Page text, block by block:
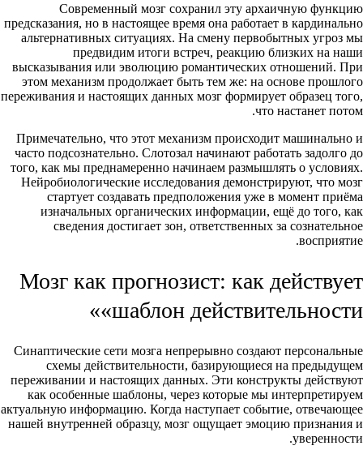
Современный мозг сохранил эту архаичную функцию
предсказания, но в настоящее время она работает в кардинально
альтернативных ситуациях. На смену первобытных угроз мы
предвидим итоги встреч, реакцию близких на наши
высказывания или эволюцию романтических отношений. При
этом механизм продолжает быть тем же: на основе прошлого
переживания и настоящих данных мозг формирует образец того,
что настанет потом.
Примечательно, что этот механизм происходит машинально и
часто подсознательно. Слотозал начинают работать задолго до
того, как мы преднамеренно начинаем размышлять о условиях.
Нейробиологические исследования демонстрируют, что мозг
стартует создавать предположения уже в момент приёма
изначальных органических информации, ещё до того, как
сведения достигает зон, ответственных за сознательное
восприятие.
Мозг как прогнозист: как действует
«шаблон действительности»
Синаптические сети мозга непрерывно создают персональные
схемы действительности, базирующиеся на предыдущем
переживании и настоящих данных. Эти конструкты действуют
как особенные шаблоны, через которые мы интерпретируем
актуальную информацию. Когда наступает событие, отвечающее
нашей внутренней образцу, мозг ощущает эмоцию признания и
уверенности.